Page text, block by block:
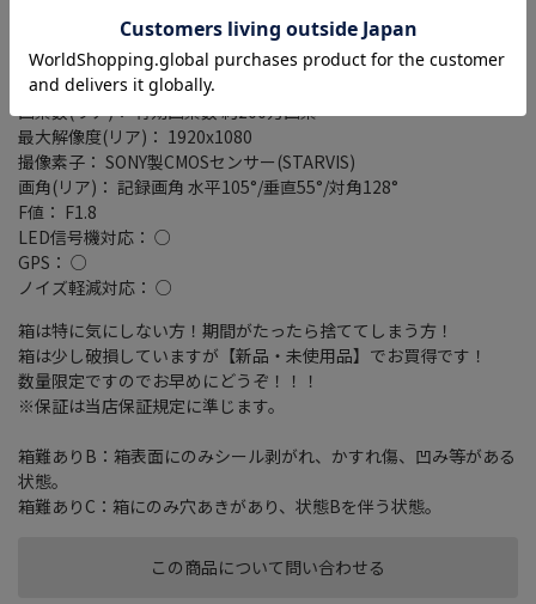
この商品について問い合わせる
画角(フロント)： 記録画角 水平112°/垂直60°/対角135°
F値： F1.4/F1.8
フレームレート： 27fps
画素数(リア)： 有効画素数 約200万画素
最大解像度(リア)： 1920x1080
撮像素子： SONY製CMOSセンサー(STARVIS)
画角(リア)： 記録画角 水平105°/垂直55°/対角128°
F値： F1.8
LED信号機対応： ○
GPS： ○
ノイズ軽減対応： ○
箱は特に気にしない方！期間がたったら捨ててしまう方！
箱は少し破損していますが【新品・未使用品】でお買得です！
数量限定ですのでお早めにどうぞ！！！
※保証は当店保証規定に準じます。
箱難ありB：箱表面にのみシール剥がれ、かすれ傷、凹み等がある
状態。
箱難ありC：箱にのみ穴あきがあり、状態Bを伴う状態。